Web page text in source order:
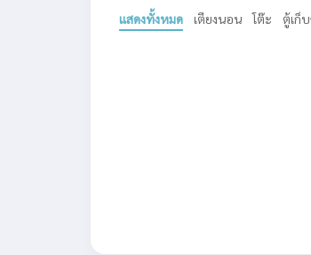
แสดงทั้งหมด เตียงนอน โต๊ะ ตู้เก็